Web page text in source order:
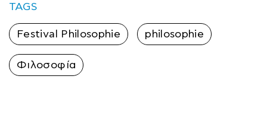
TAGS
Festival Philosophie philosophie
Φιλοσοφία